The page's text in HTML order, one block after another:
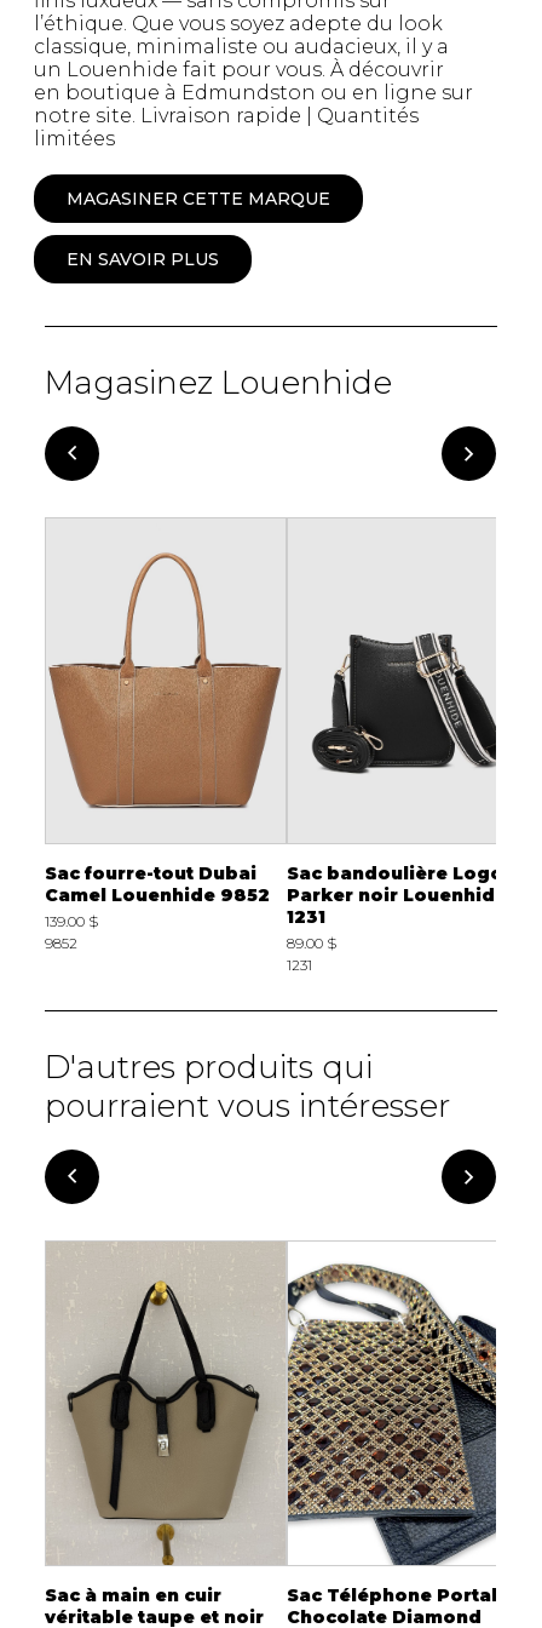
l’éthique. Que vous soyez adepte du look
classique, minimaliste ou audacieux, il y a
un Louenhide fait pour vous. À découvrir
en boutique à Edmundston ou en ligne sur
notre site. Livraison rapide | Quantités
limitées
MAGASINER CETTE MARQUE
EN SAVOIR PLUS
Magasinez Louenhide
Sac fourre-tout Dubai
Camel Louenhide 9852
139.00 $
9852
Sac bandoulière Logo
Parker noir Louenhide
1231
89.00 $
1231
D'autres produits qui
pourraient vous intéresser
Sac à main en cuir
véritable taupe et noir
Sac Téléphone Portable
Chocolate Diamond